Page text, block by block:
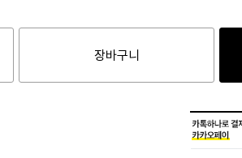
장바구니